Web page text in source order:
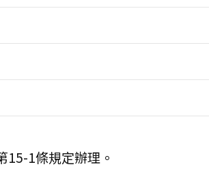
15-1條規定辦理。